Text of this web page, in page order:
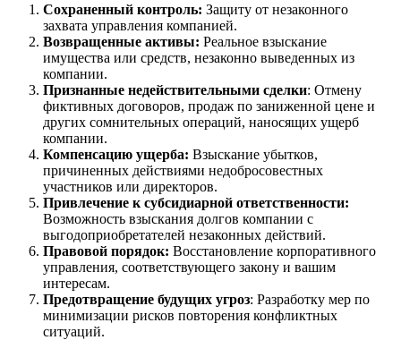
Сохраненный контроль: Защиту от незаконного
захвата управления компанией.
Возвращенные активы: Реальное взыскание
имущества или средств, незаконно выведенных из
компании.
Признанные недействительными сделки: Отмену
фиктивных договоров, продаж по заниженной цене и
других сомнительных операций, наносящих ущерб
компании.
Компенсацию ущерба: Взыскание убытков,
причиненных действиями недобросовестных
участников или директоров.
Привлечение к субсидиарной ответственности:
Возможность взыскания долгов компании с
выгодоприобретателей незаконных действий.
Правовой порядок: Восстановление корпоративного
управления, соответствующего закону и вашим
интересам.
Предотвращение будущих угроз: Разработку мер по
минимизации рисков повторения конфликтных
ситуаций.